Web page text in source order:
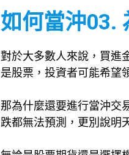
如何當沖03.
對於大多數人來說，買進
是股票，投資者可能希望
那為什麼還要進行當沖交
跌都無法預測，更別說明